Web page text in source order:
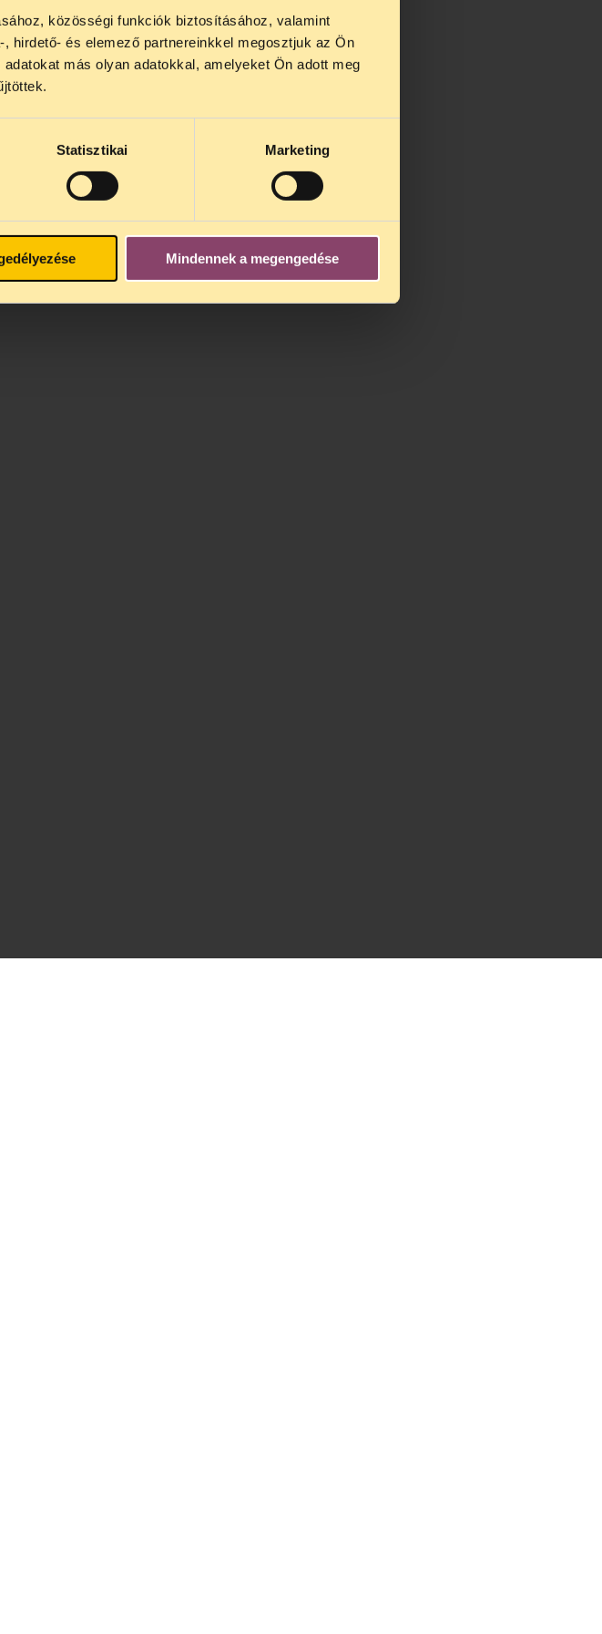
közösségi funkciók biztosításához, valamint
hirdető- és elemező partnereinkkel megosztjuk az Ön
más olyan adatokkal, amelyeket Ön adott meg
Statisztikai Marketing
Mindennek a megengedése
jogsegélyünk július 27 és
jogsegély
augusztus 25-én